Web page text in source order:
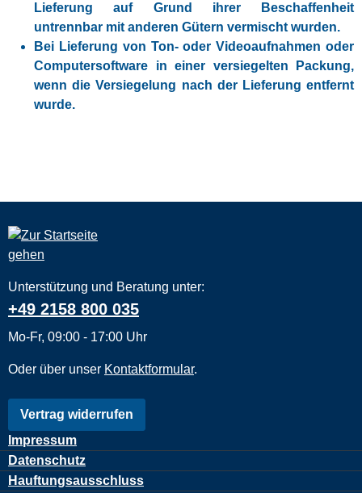
Lieferung auf Grund ihrer Beschaffenheit
untrennbar mit anderen Gütern vermischt wurden.
Bei Lieferung von Ton- oder Videoaufnahmen oder
Computersoftware in einer versiegelten Packung,
wenn die Versiegelung nach der Lieferung entfernt
wurde.
Unterstützung und Beratung unter:
+49 2158 800 035
Mo-Fr, 09:00 - 17:00 Uhr
Oder über unser Kontaktformular.
Vertrag widerrufen
Impressum
Datenschutz
Hauftungsausschluss